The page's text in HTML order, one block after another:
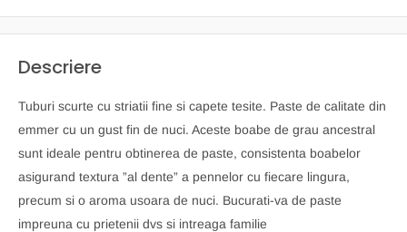
Descriere
Tuburi scurte cu striatii fine si capete tesite. Paste de calitate din
emmer cu un gust fin de nuci. Aceste boabe de grau ancestral
sunt ideale pentru obtinerea de paste, consistenta boabelor
asigurand textura ”al dente” a pennelor cu fiecare lingura,
precum si o aroma usoara de nuci. Bucurati-va de paste
impreuna cu prietenii dvs si intreaga familie